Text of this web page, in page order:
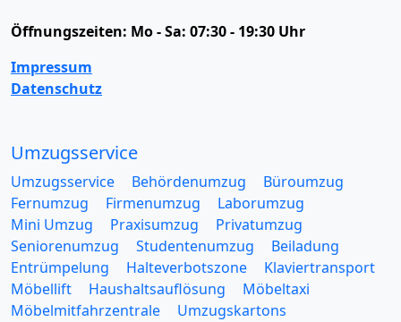
Öffnungszeiten: Mo - Sa: 07:30 - 19:30 Uhr
Impressum
Datenschutz
Umzugsservice
Umzugsservice Behördenumzug
Büroumzug
Fernumzug
Firmenumzug
Laborumzug
Mini Umzug
Praxisumzug
Privatumzug
Seniorenumzug
Studentenumzug
Beiladung
Entrümpelung
Halteverbotszone
Klaviertransport
Möbellift
Haushaltsauflösung
Möbeltaxi
Möbelmitfahrzentrale
Umzugskartons